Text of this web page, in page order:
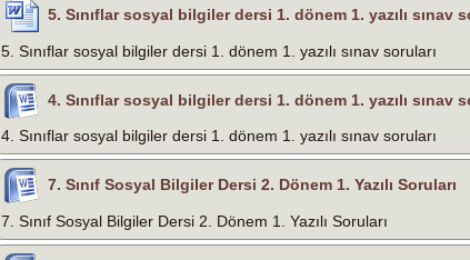
5. Sınıflar sosyal bilgiler dersi 1. dönem 1. yazılı sınav
5. Sınıflar sosyal bilgiler dersi 1. dönem 1. yazılı sınav soruları
4. Sınıflar sosyal bilgiler dersi 1. dönem 1. yazılı sınav
4. Sınıflar sosyal bilgiler dersi 1. dönem 1. yazılı sınav soruları
7. Sınıf Sosyal Bilgiler Dersi 2. Dönem 1. Yazılı Soruları
7. Sınıf Sosyal Bilgiler Dersi 2. Dönem 1. Yazılı Soruları